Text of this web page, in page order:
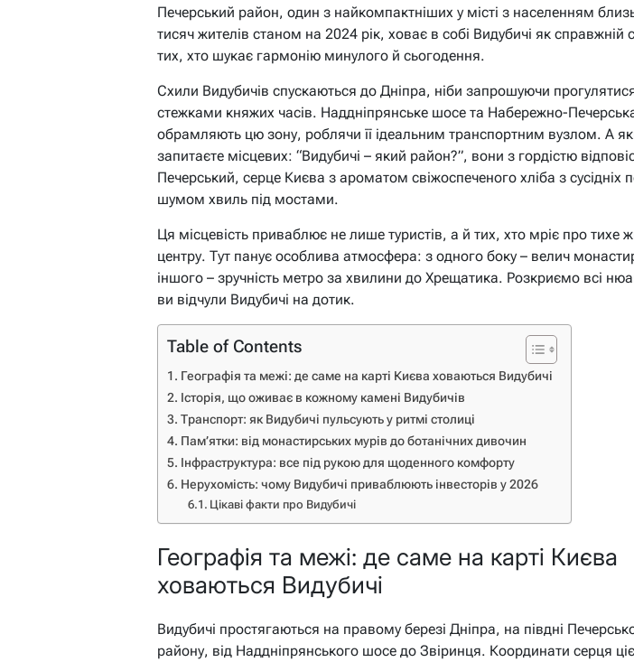
Печерський район, один з найкомпактніших у місті з населенням
тисяч жителів станом на 2024 рік, ховає в собі Видубичі як справжній
тих, хто шукає гармонію минулого й сьогодення.
Схили Видубичів спускаються до Дніпра, ніби запрошуючи
стежками княжих часів. Наддніпрянське шосе та Набережно-
обрамляють цю зону, роблячи її ідеальним транспортним вузлом. А
запитаєте місцевих: “Видубичі – який район?”, вони з гордістю
Печерський, серце Києва з ароматом свіжоспеченого хліба з сусідніх
шумом хвиль під мостами.
Ця місцевість приваблює не лише туристів, а й тих, хто мріє про тихе
центру. Тут панує особлива атмосфера: з одного боку – велич
іншого – зручність метро за хвилини до Хрещатика. Розкриємо всі
ви відчули Видубичі на дотик.
Table of Contents
Географія та межі: де саме на карті Києва ховаються Видубичі
Історія, що оживає в кожному камені Видубичів
Транспорт: як Видубичі пульсують у ритмі столиці
Пам’ятки: від монастирських мурів до ботанічних дивочин
Інфраструктура: все під рукою для щоденного комфорту
Нерухомість: чому Видубичі приваблюють інвесторів у 2026
Цікаві факти про Видубичі
Географія та межі: де саме на карті Києва
ховаються Видубичі
Видубичі простягаються на правому березі Дніпра, на півдні
району, від Наддніпрянського шосе до Звіринця. Координати серця